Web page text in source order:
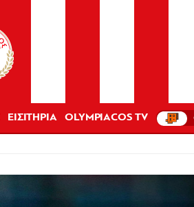
ΕΙΣΙΤΗΡΙΑ OLYMPIACOS TV